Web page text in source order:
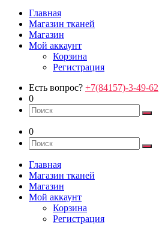
Главная
Магазин тканей
Магазин
Мой аккаунт
Корзина
Регистрация
Есть вопрос? +7(84157)-3-49-62
0
0
Главная
Магазин тканей
Магазин
Мой аккаунт
Корзина
Регистрация